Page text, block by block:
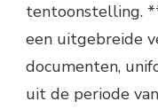
tentoonstelling.
een uitgebreide
documenten,
uit de periode